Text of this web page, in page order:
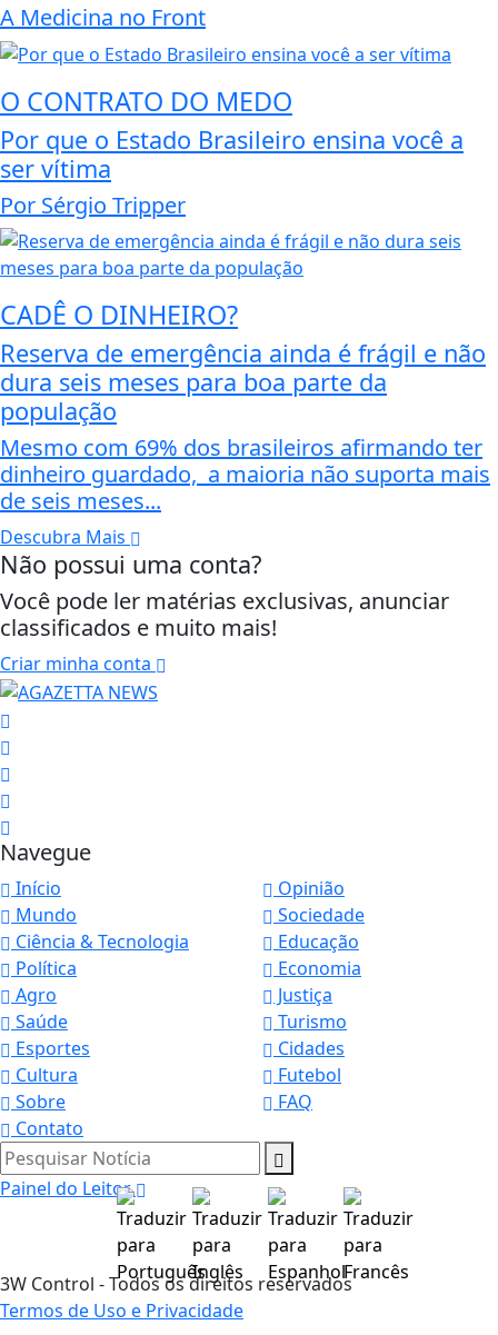
A Medicina no Front
O CONTRATO DO MEDO
Por que o Estado Brasileiro ensina você a
ser vítima
Por Sérgio Tripper
CADÊ O DINHEIRO?
Reserva de emergência ainda é frágil e não
dura seis meses para boa parte da
população
Mesmo com 69% dos brasileiros afirmando ter
dinheiro guardado, a maioria não suporta mais
de seis meses...
Descubra Mais
Não possui uma conta?
Você pode ler matérias exclusivas, anunciar
classificados e muito mais!
Criar minha conta
Navegue
Início
Opinião
Mundo
Sociedade
Ciência & Tecnologia
Educação
Política
Economia
Agro
Justiça
Saúde
Turismo
Esportes
Cidades
Cultura
Futebol
Sobre
FAQ
Contato
Pesquisar Notícia
Painel do Leitor
3W Control - Todos os direitos reservados
Termos de Uso e Privacidade
Termos de Uso e Privacidade
Esse site utiliza cookies para melhorar sua